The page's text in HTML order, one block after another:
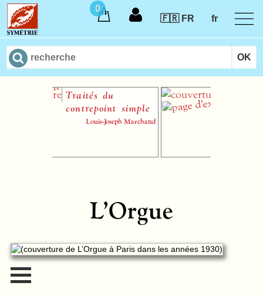
0
🇫🇷 FR
fr
Traités du
contrepoint simple
Louis-Joseph Marchand
Mon Seigneur
mon Dieu
L’Orgue